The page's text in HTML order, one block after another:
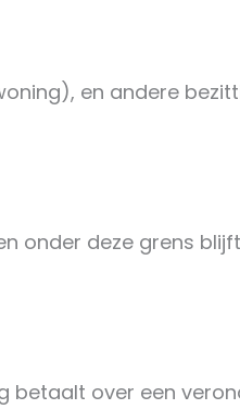
en andere
onder deze grens
betaalt over een